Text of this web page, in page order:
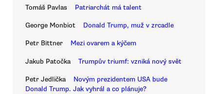
Tomáš Pavlas Patriarchát má talent
George Monbiot Donald Trump, muž v zrcadle
Petr Bittner Mezi ovarem a kýčem
Jakub Patočka Trumpův triumf: vzniká nový svět
Petr Jedlička
Novým prezidentem USA bude
Donald Trump. Jak vyhrál a co plánuje?